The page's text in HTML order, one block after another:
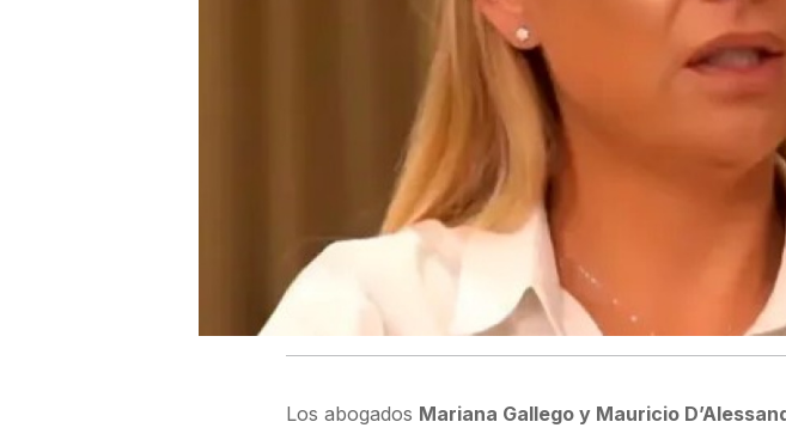
Los abogados Mariana Gallego y Mauricio